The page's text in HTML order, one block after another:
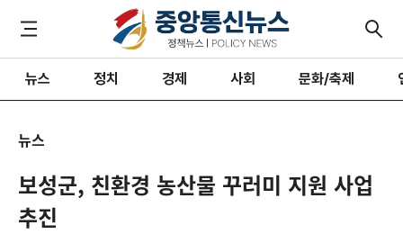
뉴스 정치 경제 사회 문화/축제
뉴스
보성군, 친환경 농산물 꾸러미 지원 사업
추진